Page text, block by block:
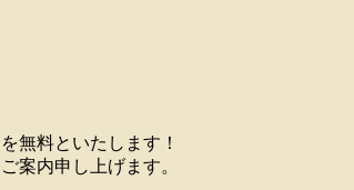
無料といたします！
案内申し上げます。